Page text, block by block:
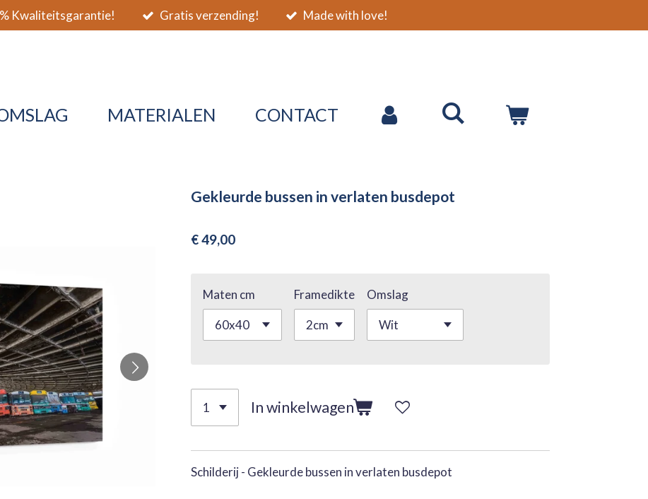
Kwaliteitsgarantie! Gratis verzending! Made with love!
MATERIALEN CONTACT
Gekleurde bussen in verlaten busdepot
€ 49,00
Maten cm Framedikte Omslag
In winkelwagen
Schilderij - Gekleurde bussen in verlaten busdepot